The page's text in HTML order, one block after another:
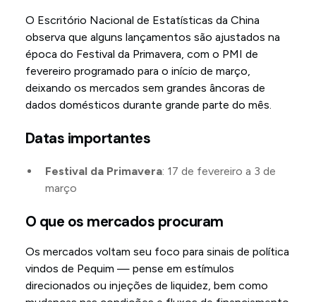
O Escritório Nacional de Estatísticas da China
observa que alguns lançamentos são ajustados na
época do Festival da Primavera, com o PMI de
fevereiro programado para o início de março,
deixando os mercados sem grandes âncoras de
dados domésticos durante grande parte do mês.
Datas importantes
Festival da Primavera: 17 de fevereiro a 3 de
março
O que os mercados procuram
Os mercados voltam seu foco para sinais de política
vindos de Pequim — pense em estímulos
direcionados ou injeções de liquidez, bem como